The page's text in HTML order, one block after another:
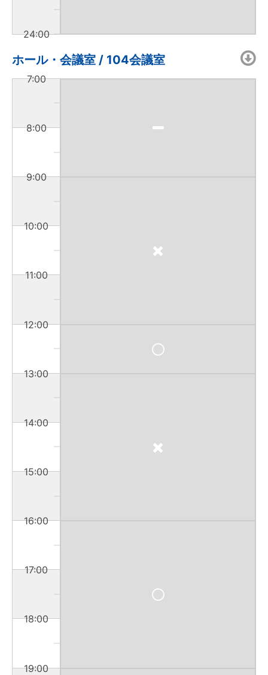
24:00
ホール・会議室 / 104会議室
7:00
8:00
9:00
10:00
11:00
12:00
13:00
14:00
15:00
16:00
17:00
18:00
19:00